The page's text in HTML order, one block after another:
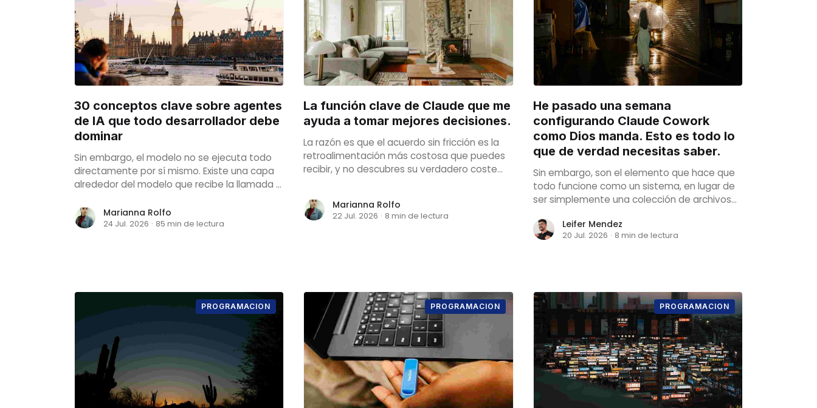
30 conceptos clave sobre agentes
de IA que todo desarrollador debe
dominar
Sin embargo, el modelo no se ejecuta todo
directamente por sí mismo. Existe una capa
alrededor del modelo que recibe la llamada a
es válida, la ejecuta de forma segura y
devuelve el resultado.
Marianna Rolfo
24 Jul. 2026 · 85 min de lectura
La función clave de Claude que me
ayuda a tomar mejores decisiones.
La razón es que el acuerdo sin fricción es la
retroalimentación más costosa que puedes
recibir, y no descubres su verdadero coste
que ya no puedes revertir.
Marianna Rolfo
22 Jul. 2026 · 8 min de lectura
He pasado una semana
configurando Claude Cowork
como Dios manda. Esto es todo lo
que de verdad necesitas saber.
Sin embargo, son el elemento que hace que
todo funcione como un sistema, en lugar de
ser simplemente una colección de archivos
Leifer Mendez
20 Jul. 2026 · 8 min de lectura
PROGRAMACION PROGRAMACION PROGRAMACION